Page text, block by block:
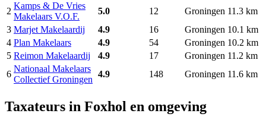
2
Kamps & De Vries
Makelaars V.O.F.
5.0 12 Groningen 11.3 km
3 Marjet Makelaardij 4.9 16 Groningen 10.1 km
4 Plan Makelaars 4.9 54 Groningen 10.2 km
5 Reimon Makelaardij 4.9 17 Groningen 11.2 km
6
Nationaal Makelaars
Collectief Groningen
4.9 148 Groningen 11.6 km
Taxateurs in Foxhol en omgeving